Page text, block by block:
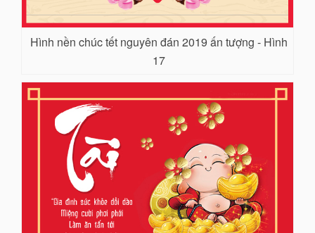
Hình nền chúc tết nguyên đán 2019 ấn tượng - Hình
17